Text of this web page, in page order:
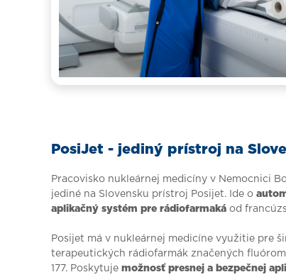
PosiJet - jediný prístroj na
Pracovisko nukleárnej medicíny v Nemocnici
jediné na Slovensku prístroj Posijet. Ide o
aplikačný systém pre rádiofarmaká od
Posijet má v nukleárnej medicíne využitie pre
terapeutických rádiofarmák značených
177. Poskytuje možnosť presnej a bezpečnej